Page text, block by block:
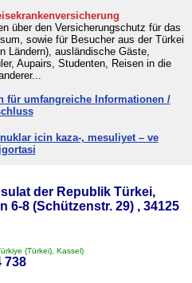
über den Versicherungschutz für das
sowie für Besucher aus der Türkei
Ländern), ausländische Gäste,
Aupairs, Studenten, Reisen in die
für umfangreiche Informationen /
icin kaza-, mesuliyet – ve
der Republik Türkei,
6-8 (Schützenstr. 29) , 34125
(Türkei), Kassel)
738